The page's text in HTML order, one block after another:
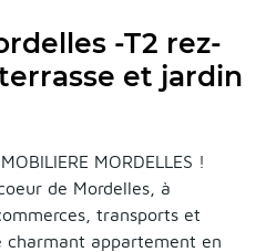
-T2 rez-
et jardin
MORDELLES !
de Mordelles, à
transports et
charmant appartement en